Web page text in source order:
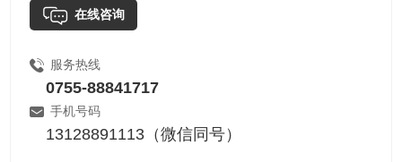
在线咨询
服务热线
0755-88841717
手机号码
13128891113（微信同号）